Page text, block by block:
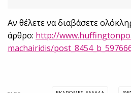
Αν θέλετε να διαβάσετε
άρθρο: http://
machairidis/